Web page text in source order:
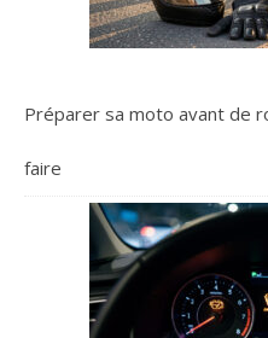
Préparer sa moto avant de
faire